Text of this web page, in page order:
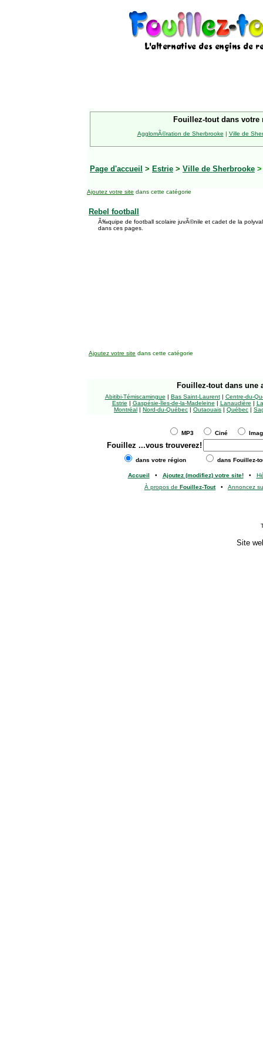
Fouillez-tout dans votre
AgglomÃ©ration de Sherbrooke | Ville de
Page d'accueil > Estrie > Ville de Sherbrooke
Ajoutez votre site dans cette catégorie
Rebel football
Ã‰quipe de football scolaire juvÃ©nile et cadet de la
dans ces pages.
Ajoutez votre site dans cette catégorie
Fouillez-tout dans une
Abitibi-Témiscamingue | Bas Saint-Laurent| Centre-du-
Estrie | Gaspésie-Îles-de-la-Madeleine | Lanaudière |
Montréal | Nord-du-Québec | Outaouais | Québec |
MP3 Ciné
Fouillez ...vous trouverez!
dans votre région dans Fouillez-
Accueil • Ajoutez (modifiez) votre site!•
À propos de Fouillez-Tout• Annoncez
Site